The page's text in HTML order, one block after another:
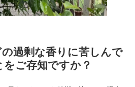
過剰な香りに苦しんで
ご存知ですか？